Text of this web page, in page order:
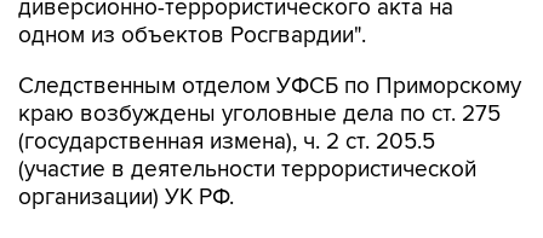
Следственным отделом УФСБ по Приморскому
(государственная измена), ч. 2 ст. 205.5
(участие в деятельности террористической
организации) УК РФ.
"В ходе проведенных обысков по местам